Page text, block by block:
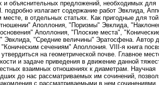
и объяснительных предложений, необходимых для
излагает содержание работ Эвклида,
в отдельных статьях. Как пригодные для
Аполлония, "Поризмы" Эвклида,
Аполлония, "Плоские места",
Эвклида, "Средние величины" Эратосфена. Автор
сечениям" Аполлония. VIII-я книга
на геометрической почве. Главное
и задаче приведения в движение данной
взаимных отношениях к диаметрам. Научная
до нас рассматриваемых им сочинений,
с рассматриваемыми в нем